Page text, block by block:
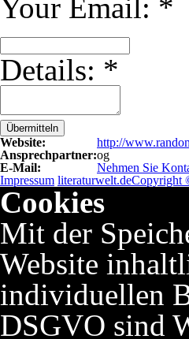
Your Email: *
Details: *
Übermitteln
Website:
http://
Ansprechpartner:og
E-Mail:
Nehmen Sie
Impressum literaturwelt.deCopyright
Cookies
Mit der
Website
individuellen
DSGVO sind